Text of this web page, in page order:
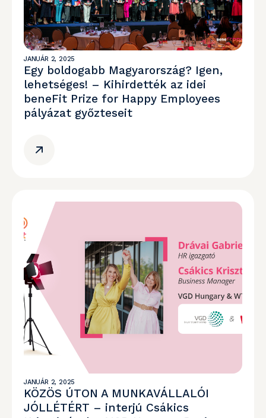
JANUÁR 2, 2025
Egy boldogabb Magyarország? Igen,
lehetséges! – Kihirdették az idei
beneFit Prize for Happy Employees
pályázat győzteseit
JANUÁR 2, 2025
KÖZÖS ÚTON A MUNKAVÁLLALÓI
JÓLLÉTÉRT – interjú Csákics